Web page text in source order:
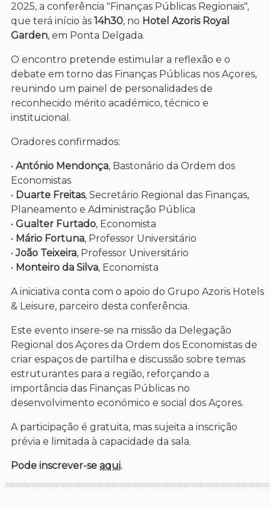
2025, a conferência "Finanças Públicas Regionais",
que terá início às 14h30, no Hotel Azoris Royal
Garden, em Ponta Delgada.
O encontro pretende estimular a reflexão e o
debate em torno das Finanças Públicas nos Açores,
reunindo um painel de personalidades de
reconhecido mérito académico, técnico e
institucional.
Oradores confirmados:
• António Mendonça, Bastonário da Ordem dos
Economistas
• Duarte Freitas, Secretário Regional das Finanças,
Planeamento e Administração Pública
• Gualter Furtado, Economista
• Mário Fortuna, Professor Universitário
•João Teixeira, Professor Universitário
• Monteiro da Silva, Economista
A iniciativa conta com o apoio do Grupo Azoris Hotels
& Leisure, parceiro desta conferência.
Este evento insere-se na missão da Delegação
Regional dos Açores da Ordem dos Economistas de
criar espaços de partilha e discussão sobre temas
estruturantes para a região, reforçando a
importância das Finanças Públicas no
desenvolvimento económico e social dos Açores.
A participação é gratuita, mas sujeita a inscrição
prévia e limitada à capacidade da sala.
Pode inscrever-se aqui.